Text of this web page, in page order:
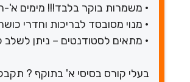
• משמרות בוקר בלבד!!! מימים א'-ה'
• מנוי מסובסד לבריכות וחדרי
• מתאים לסטודנטים – ניתן
בעלי קורס בסיסי א' בתוקף ? תקבלו